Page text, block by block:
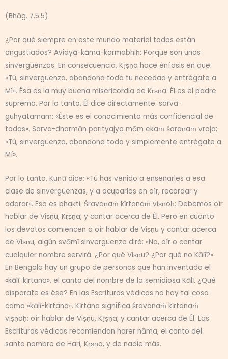
(Bhāg. 7.5.5)
¿Por qué siempre en este mundo material todos están
angustiados? Avidyā-kāma-karmabhiḥ: Porque son unos
sinvergüenzas. En consecuencia, Kṛṣṇa hace énfasis en que:
«Tú, sinvergüenza, abandona toda tu necedad y entrégate a
Mí». Ésa es la muy buena misericordia de Kṛṣṇa. Él es el padre
supremo. Por lo tanto, Él dice directamente: sarva-
guhyatamam: «Éste es el conocimiento más confidencial de
todos». Sarva-dharmān parityajya mām ekaṁ śaraṇaṁ vraja:
«Tú, sinvergüenza, abandona todo y simplemente entrégate a
Mí».
Por lo tanto, Kuntī dice: «Tú has venido a enseñarles a esa
clase de sinvergüenzas, y a ocuparlos en oír, recordar y
adorar». Eso es bhakti. Śravaṇaṁ kīrtanaṁ viṣṇoḥ: Debemos oír
hablar de Viṣṇu, Kṛṣṇa, y cantar acerca de Él. Pero en cuanto
los devotos comiencen a oír hablar de Viṣṇu y cantar acerca
de Viṣṇu, algún svāmī sinvergüenza dirá: «No, oír o cantar
cualquier nombre servirá. ¿Por qué Viṣṇu? ¿Por qué no Kālī?».
En Bengala hay un grupo de personas que han inventado el
«kālī-kīrtana», el canto del nombre de la semidiosa Kālī. ¿Qué
disparate es ése? En las Escrituras védicas no hay tal cosa
como «kālī-kīrtana». Kīrtana significa śravanaṁ kīrtanaṁ
viṣṇoḥ: oír hablar de Viṣṇu, Kṛṣṇa, y cantar acerca de Él. Las
Escrituras védicas recomiendan harer nāma, el canto del
santo nombre de Hari, Kṛṣṇa, y de nadie más.